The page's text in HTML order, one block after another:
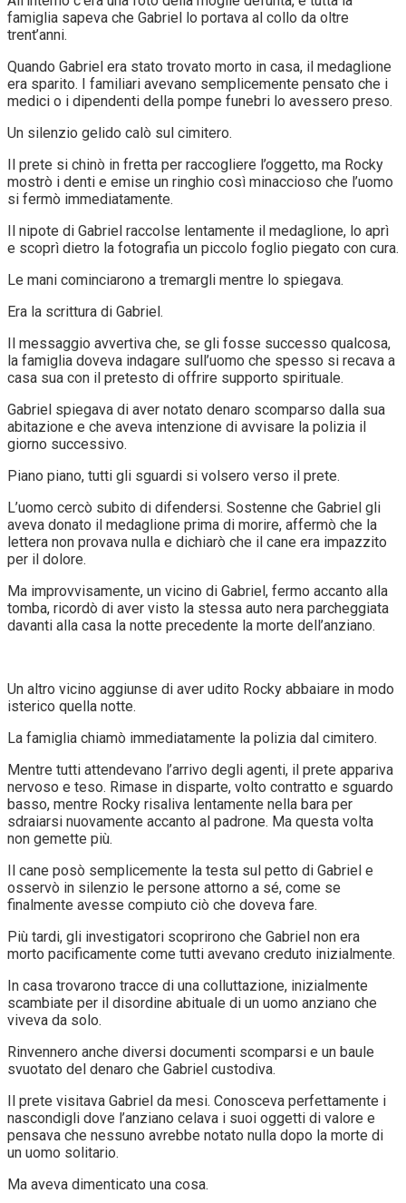
famiglia sapeva che Gabriel lo portava al collo da oltre
trent’anni.
Quando Gabriel era stato trovato morto in casa, il medaglione
era sparito. I familiari avevano semplicemente pensato che i
medici o i dipendenti della pompe funebri lo avessero preso.
Un silenzio gelido calò sul cimitero.
Il prete si chinò in fretta per raccogliere l’oggetto, ma Rocky
mostrò i denti e emise un ringhio così minaccioso che l’uomo
si fermò immediatamente.
Il nipote di Gabriel raccolse lentamente il medaglione, lo aprì
e scoprì dietro la fotografia un piccolo foglio piegato con cura.
Le mani cominciarono a tremargli mentre lo spiegava.
Era la scrittura di Gabriel.
Il messaggio avvertiva che, se gli fosse successo qualcosa,
la famiglia doveva indagare sull’uomo che spesso si recava a
casa sua con il pretesto di offrire supporto spirituale.
Gabriel spiegava di aver notato denaro scomparso dalla sua
abitazione e che aveva intenzione di avvisare la polizia il
giorno successivo.
Piano piano, tutti gli sguardi si volsero verso il prete.
L’uomo cercò subito di difendersi. Sostenne che Gabriel gli
aveva donato il medaglione prima di morire, affermò che la
lettera non provava nulla e dichiarò che il cane era impazzito
per il dolore.
Ma improvvisamente, un vicino di Gabriel, fermo accanto alla
tomba, ricordò di aver visto la stessa auto nera parcheggiata
davanti alla casa la notte precedente la morte dell’anziano.
Un altro vicino aggiunse di aver udito Rocky abbaiare in modo
isterico quella notte.
La famiglia chiamò immediatamente la polizia dal cimitero.
Mentre tutti attendevano l’arrivo degli agenti, il prete appariva
nervoso e teso. Rimase in disparte, volto contratto e sguardo
basso, mentre Rocky risaliva lentamente nella bara per
sdraiarsi nuovamente accanto al padrone. Ma questa volta
non gemette più.
Il cane posò semplicemente la testa sul petto di Gabriel e
osservò in silenzio le persone attorno a sé, come se
finalmente avesse compiuto ciò che doveva fare.
Più tardi, gli investigatori scoprirono che Gabriel non era
morto pacificamente come tutti avevano creduto inizialmente.
In casa trovarono tracce di una colluttazione, inizialmente
scambiate per il disordine abituale di un uomo anziano che
viveva da solo.
Rinvennero anche diversi documenti scomparsi e un baule
svuotato del denaro che Gabriel custodiva.
Il prete visitava Gabriel da mesi. Conosceva perfettamente i
nascondigli dove l’anziano celava i suoi oggetti di valore e
pensava che nessuno avrebbe notato nulla dopo la morte di
un uomo solitario.
Ma aveva dimenticato una cosa.